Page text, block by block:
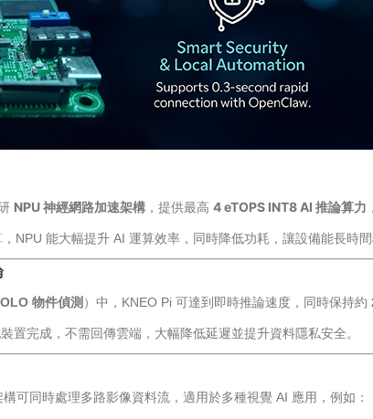
NPU 神經網路加速架構 ，提供最高 4 eTOPS INT8 AI 推論算力
NPU 能大幅提升 AI 運算效率，同時降低功耗，讓設備能長時間
物件偵測 ）中，KNEO Pi 可達到即時推論速度，同時保持約
置完成，不需回傳雲端，大幅降低延遲並提升資料隱私安全。
可同時處理多路影像資料流，適用於多種視覺 AI 應用，例如：